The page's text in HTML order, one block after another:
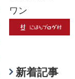
ワン
新着記事